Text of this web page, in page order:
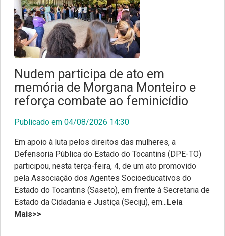
Nudem participa de ato em
memória de Morgana Monteiro e
reforça combate ao feminicídio
Publicado em 04/08/2026 14:30
Em apoio à luta pelos direitos das mulheres, a
Defensoria Pública do Estado do Tocantins (DPE-TO)
participou, nesta terça-feira, 4, de um ato promovido
pela Associação dos Agentes Socioeducativos do
Estado do Tocantins (Saseto), em frente à Secretaria de
Estado da Cidadania e Justiça (Seciju), em...Leia
Mais>>